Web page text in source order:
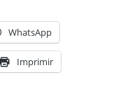
WhatsApp
Imprimir